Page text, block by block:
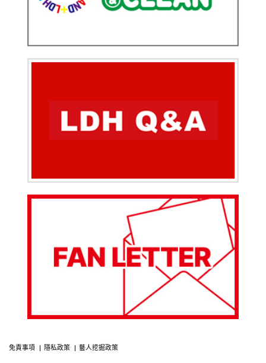
免責事項 隱私政策 藝人挖掘政策